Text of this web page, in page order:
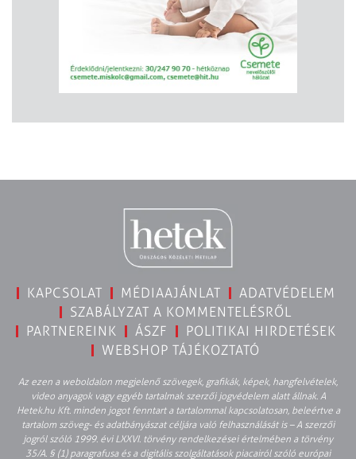
KAPCSOLAT MÉDIAAJÁNLAT
ADATVÉDELEM
SZABÁLYZAT A KOMMENTELÉSRŐL
PARTNEREINK
ÁSZF
POLITIKAI HIRDETÉSEK
WEBSHOP TÁJÉKOZTATÓ
Az ezen a weboldalon megjelenő szövegek, grafikák, képek, hangfelvételek,
video anyagok vagy egyéb tartalmak szerzői jogvédelem alatt állnak. A
Hetek.hu Kft. minden jogot fenntart a tartalommal kapcsolatosan, beleértve a
tartalom szöveg- és adatbányászat céljára való felhasználását is – A szerzői
jogról szóló 1999. évi LXXVI. törvény rendelkezései értelmében a törvény
35/A. § (1) paragrafusa és a digitális szolgáltatások piacairól szóló európai